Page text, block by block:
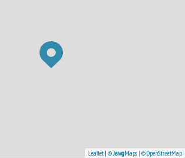
Leaflet| ©JawgMaps | © OpenStreetMap